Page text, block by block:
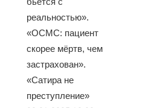
реальностью».
«ОСМС: пациент
скорее мёртв, чем
застрахован».
«Сатира не
преступление»